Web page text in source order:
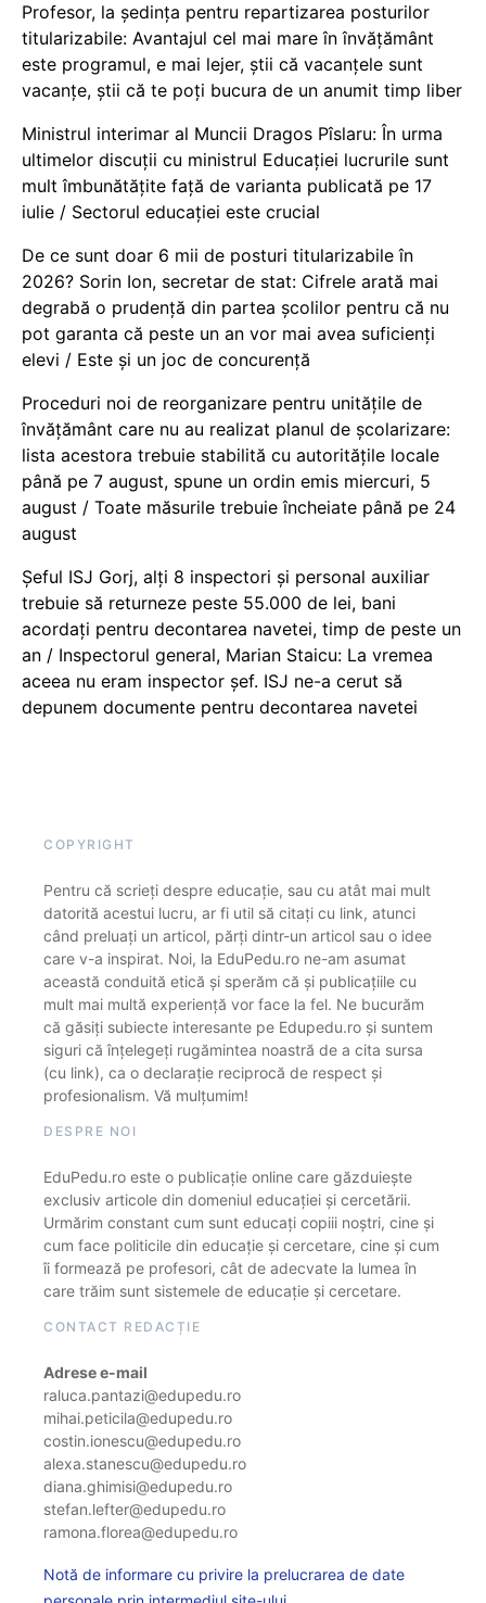
Profesor, la ședința pentru repartizarea posturilor
titularizabile: Avantajul cel mai mare în învățământ
este programul, e mai lejer, știi că vacanțele sunt
vacanţe, știi că te poți bucura de un anumit timp liber
Ministrul interimar al Muncii Dragos Pîslaru: În urma
ultimelor discuții cu ministrul Educației lucrurile sunt
mult îmbunătățite față de varianta publicată pe 17
iulie / Sectorul educației este crucial
De ce sunt doar 6 mii de posturi titularizabile în
2026? Sorin Ion, secretar de stat: Cifrele arată mai
degrabă o prudență din partea școlilor pentru că nu
pot garanta că peste un an vor mai avea suficienți
elevi / Este și un joc de concurență
Proceduri noi de reorganizare pentru unitățile de
învățământ care nu au realizat planul de școlarizare:
lista acestora trebuie stabilită cu autoritățile locale
până pe 7 august, spune un ordin emis miercuri, 5
august / Toate măsurile trebuie încheiate până pe 24
august
Șeful ISJ Gorj, alți 8 inspectori și personal auxiliar
trebuie să returneze peste 55.000 de lei, bani
acordați pentru decontarea navetei, timp de peste un
an / Inspectorul general, Marian Staicu: La vremea
aceea nu eram inspector șef. ISJ ne-a cerut să
depunem documente pentru decontarea navetei
COPYRIGHT
Pentru că scrieți despre educație, sau cu atât mai mult
datorită acestui lucru, ar fi util să citați cu link, atunci
când preluați un articol, părți dintr-un articol sau o idee
care v-a inspirat. Noi, la EduPedu.ro ne-am asumat
această conduită etică și sperăm că și publicațiile cu
mult mai multă experiență vor face la fel. Ne bucurăm
că găsiți subiecte interesante pe Edupedu.ro și suntem
siguri că înțelegeți rugămintea noastră de a cita sursa
(cu link), ca o declarație reciprocă de respect și
profesionalism. Vă mulțumim!
DESPRE NOI
EduPedu.ro este o publicație online care găzduiește
exclusiv articole din domeniul educației și cercetării.
Urmărim constant cum sunt educați copiii noștri, cine și
cum face politicile din educație și cercetare, cine și cum
îi formează pe profesori, cât de adecvate la lumea în
care trăim sunt sistemele de educație și cercetare.
CONTACT REDACȚIE
Adrese e-mail
raluca.pantazi@edupedu.ro
mihai.peticila@edupedu.ro
costin.ionescu@edupedu.ro
alexa.stanescu@edupedu.ro
diana.ghimisi@edupedu.ro
stefan.lefter@edupedu.ro
ramona.florea@edupedu.ro
Notă de informare cu privire la prelucrarea de date